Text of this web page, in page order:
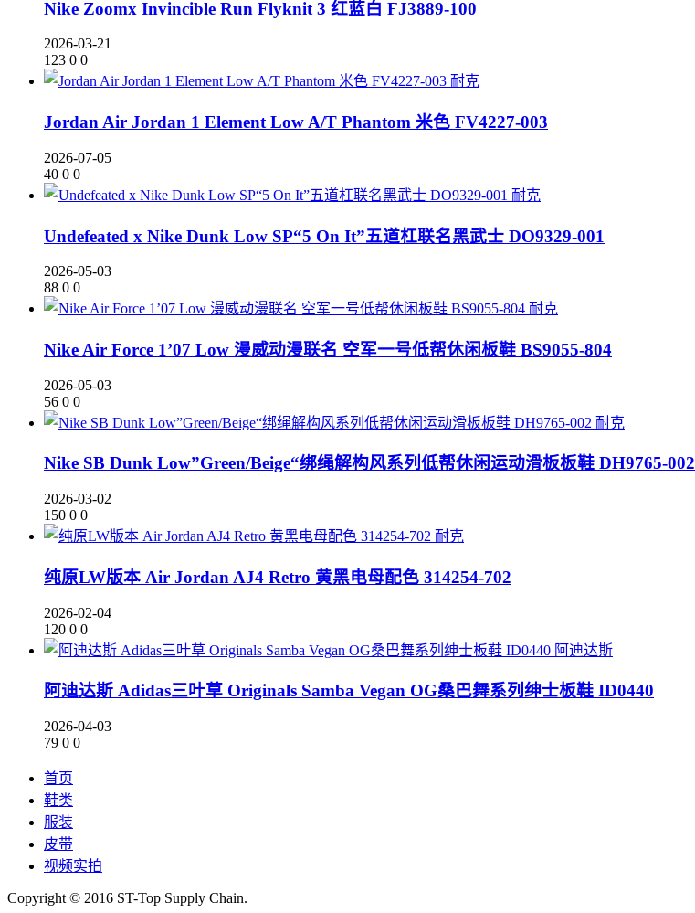
Nike Zoomx Invincible Run Flyknit 3 红蓝白 FJ3889-100
2026-03-21
123 0 0
耐克
Jordan Air Jordan 1 Element Low A/T Phantom 米色 FV4227-003
2026-07-05
40 0 0
耐克
Undefeated x Nike Dunk Low SP“5 On It”五道杠联名黑武士 DO9329-001
2026-05-03
88 0 0
耐克
Nike Air Force 1’07 Low 漫威动漫联名 空军一号低帮休闲板鞋 BS9055-804
2026-05-03
56 0 0
耐克
Nike SB Dunk Low”Green/Beige“绑绳解构风系列低帮休闲运动滑板板鞋 DH9765-002
2026-03-02
150 0 0
耐克
纯原LW版本 Air Jordan AJ4 Retro 黄黑电母配色 314254-702
2026-02-04
120 0 0
阿迪达斯
阿迪达斯 Adidas三叶草 Originals Samba Vegan OG桑巴舞系列绅士板鞋 ID0440
2026-04-03
79 0 0
首页
鞋类
服装
皮带
视频实拍
Copyright © 2016 ST-Top Supply Chain.